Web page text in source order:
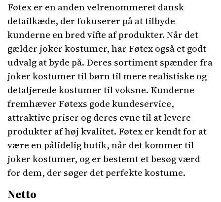
Føtex er en anden velrenommeret dansk
detailkæde, der fokuserer på at tilbyde
kunderne en bred vifte af produkter. Når det
gælder joker kostumer, har Føtex også et godt
udvalg at byde på. Deres sortiment spænder fra
joker kostumer til børn til mere realistiske og
detaljerede kostumer til voksne. Kunderne
fremhæver Føtexs gode kundeservice,
attraktive priser og deres evne til at levere
produkter af høj kvalitet. Føtex er kendt for at
være en pålidelig butik, når det kommer til
joker kostumer, og er bestemt et besøg værd
for dem, der søger det perfekte kostume.
Netto